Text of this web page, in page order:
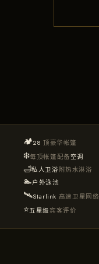
🏕️28 顶豪华帐篷
❄️每顶帐篷配备空调
🛁私人卫浴 附热水淋浴
🏊户外泳池
🛰️Starlink 高速卫星网络
⭐五星级宾客评价